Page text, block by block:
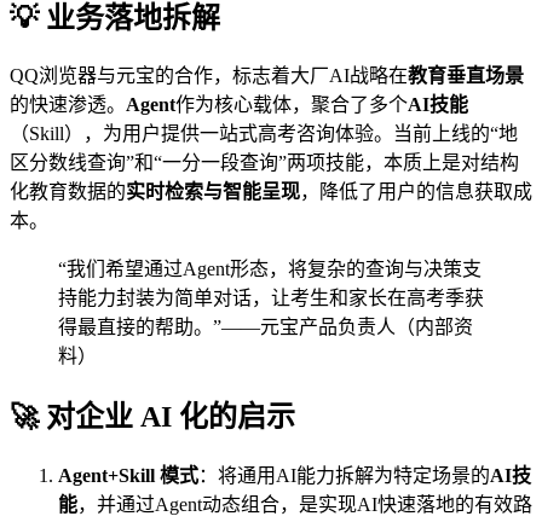
💡 业务落地拆解
QQ浏览器与元宝的合作，标志着大厂AI战略在教育垂直场景
的快速渗透。 Agent作为核心载体，聚合了多个AI技能
（Skill），为用户提供一站式高考咨询体验。当前上线的“地
区分数线查询”和“一分一段查询”两项技能，本质上是对结构
化教育数据的实时检索与智能呈现，降低了用户的信息获取成
本。
“我们希望通过Agent形态，将复杂的查询与决策支
持能力封装为简单对话，让考生和家长在高考季获
得最直接的帮助。”——元宝产品负责人（内部资
料）
🚀 对企业 AI 化的启示
Agent+Skill 模式：将通用AI能力拆解为特定场景的AI技
能，并通过Agent动态组合，是实现AI快速落地的有效路